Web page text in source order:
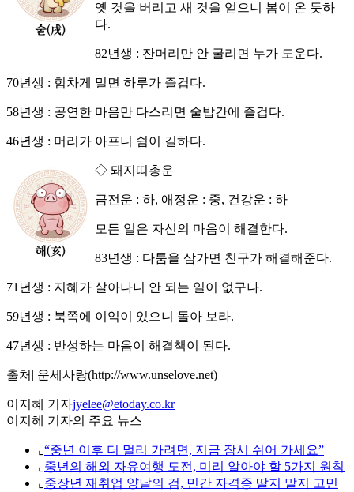
옛 것을 버리고 새 것을 얻으니 봄이 온 듯하
다.
82년생 : 잔머리만 안 굴리면 누가 도운다.
70년생 : 힘차게 밀면 하루가 즐겁다.
58년생 : 공연한 마음만 다스리면 술밥간에 즐겁다.
46년생 : 머리가 아프니 쉼이 길하다.
◇ 돼지띠총운
금전운 : 하, 애정운 : 중, 건강운 : 하
모든 일은 자신의 마음이 해결한다.
83년생 : 다툼을 삼가면 친구가 해결해준다.
71년생 : 지혜가 살아나니 안 되는 일이 없구나.
59년생 : 북쪽에 이익이 있으니 돌아 보라.
47년생 : 반성하는 마음이 해결책이 된다.
출처| 운세사랑(http://www.unselove.net)
이지혜 기자jyelee@etoday.co.kr
이지혜 기자의 주요 뉴스
⌞ “중년 이후 더 멀리 가려면, 지금 잠시 쉬어 가세요”
⌞ 중년의 해외 자유여행 도전, 미리 알아야 할 5가지 원칙
⌞ 중장년 재취업 양날의 검, 민간 자격증 딸지 말지 고민